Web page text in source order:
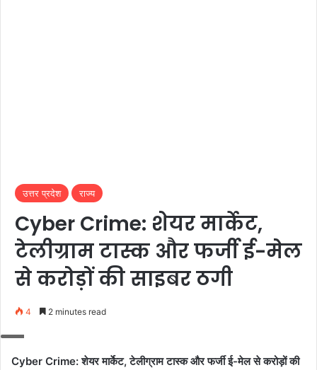
उत्तर प्रदेश राज्य
Cyber Crime: शेयर मार्केट,
टेलीग्राम टास्क और फर्जी ई-मेल
से करोड़ों की साइबर ठगी
4 2 minutes read
Cyber Crime: शेयर मार्केट, टेलीग्राम टास्क और फर्जी ई-मेल से करोड़ों की